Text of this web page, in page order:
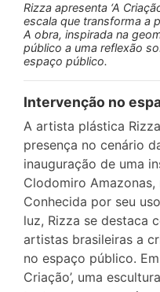
Rizza apresenta ‘A
escala que transforma a
A obra, inspirada na
público a uma reflexão
espaço público.
Intervenção no
A artista plástica
presença no cenário
inauguração de uma
Clodomiro Amazonas,
Conhecida por seu
luz, Rizza se destaca
artistas brasileiras a
no espaço público.
Criação’, uma